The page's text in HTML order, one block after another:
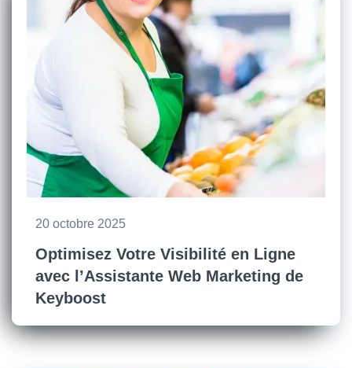
20 octobre 2025
Optimisez Votre Visibilité en Ligne
avec l’Assistante Web Marketing de
Keyboost